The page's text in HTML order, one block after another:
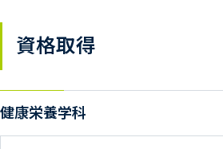
資格取得
健康栄養学科